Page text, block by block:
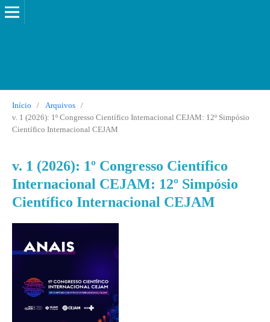
Início / Arquivos
/
v. 1 (2026): 1º Congresso Científico Internacional CEJAM: 12º Simpósio
Científico Internacional CEJAM
v. 1 (2026): 1º Congresso Científico
Internacional CEJAM: 12º Simpósio
Científico Internacional CEJAM